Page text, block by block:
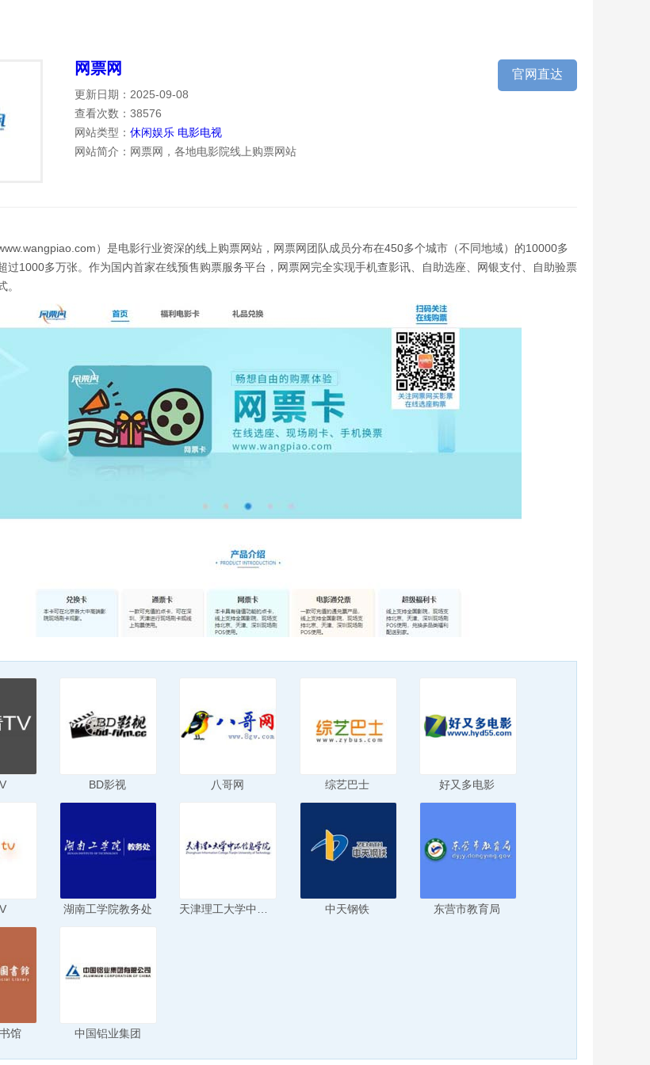
网票网
更新日期：2025-09-08
查看次数：38576
网站类型： 休闲娱乐 电影电视
网站简介：网票网，各地电影院线上购票网站
官网直达
）是电影行业资深的线上购票网站，网票网团队成员分布在450多个城市（不同地域）的10000多
过1000多万张。作为国内首家在线预售购票服务平台，网票网完全实现手机查影讯、自助选座、网银支付、自助验票
。
BD影视 八哥网 综艺巴士 好又多电影
湖南工学院教务处 中天钢铁 东营市教育局
馆 中国铝业集团